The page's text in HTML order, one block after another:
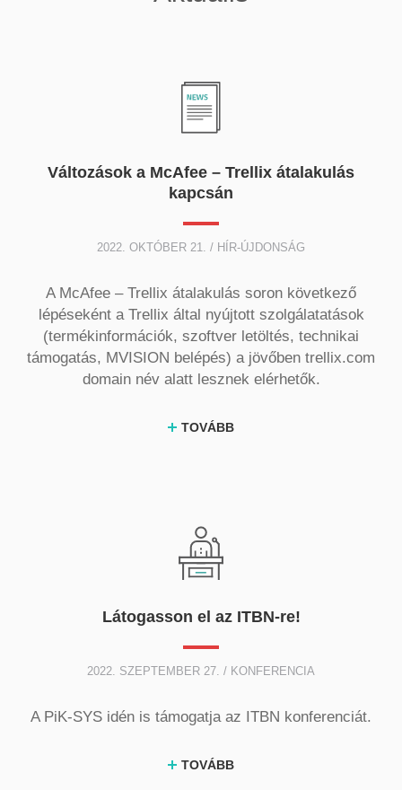
Változások a McAfee – Trellix átalakulás
kapcsán
2022. OKTÓBER 21. / HÍR-ÚJDONSÁG
A McAfee – Trellix átalakulás soron következő
lépéseként a Trellix által nyújtott szolgálatatások
(termékinformációk, szoftver letöltés, technikai
támogatás, MVISION belépés) a jövőben trellix.com
domain név alatt lesznek elérhetők.
TOVÁBB
Látogasson el az ITBN-re!
2022. SZEPTEMBER 27. / KONFERENCIA
A PiK-SYS idén is támogatja az ITBN konferenciát.
TOVÁBB